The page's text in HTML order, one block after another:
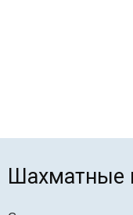
Шахматные